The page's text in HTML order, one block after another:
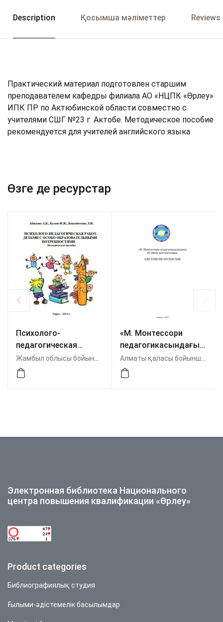
Description Қосымша мәліметтер Reviews
Практический материал подготовлен старшим
преподавателем кафедры филиала АО «НЦПК «Өрлеу»
ИПК ПР по Актюбинской области совместно с
учителями СШГ №23 г. Актобе. Методическое пособие
рекомендуется для учителей английского языка
Өзге де ресурстар
Психолого-
педагогическая
работа с детьми с
особо
образовательными
«М. Монтессори
педагогикасындағы
30 ойын
жаттығулары»
Әдістемелік
Электронная библиотека Национального
центра повышения квалификации «Өрлеу»
Product categories
Библиографиялық студия
Ғылыми-әдістемелік басылымдар